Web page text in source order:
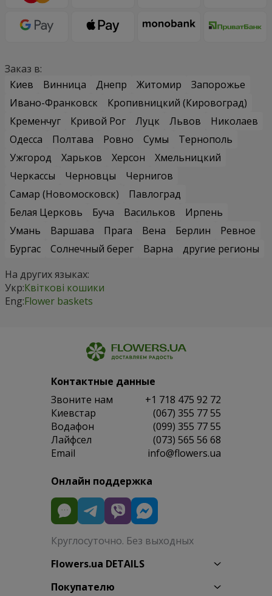
Заказ в:
Киев
Винница Днепр Житомир
Запорожье
Ивано-Франковск
Кропивницкий (Кировоград)
Кременчуг
Кривой Рог Луцк Львов
Николаев
Одесса
Полтава Ровно Сумы
Тернополь
Ужгород
Харьков Херсон
Хмельницкий
Черкассы
Черновцы
Чернигов
Самар (Новомосковск)
Павлоград
Белая Церковь
Буча Васильков
Ирпень
Умань
Варшава Прага Вена Берлин
Ревное
Бургас
Солнечный берег Варна
другие регионы
На других языках:
Укр:Квіткові кошики
Eng:Flower baskets
Контактные данные
Звоните нам
+1 718 475 92 72
Киевстар
(067) 355 77 55
Водафон
(099) 355 77 55
Лайфсел
(073) 565 56 68
Email
info@flowers.ua
Онлайн поддержка
Круглосуточно. Без выходных
Flowers.ua DETAILS
Покупателю